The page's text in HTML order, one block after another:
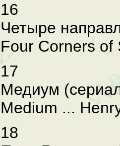
16
Четыре
Four Corners of
17
Медиум
Medium ...
18